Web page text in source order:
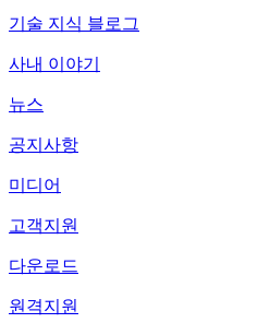
기술 지식 블로그
사내 이야기
뉴스
공지사항
미디어
고객지원
다운로드
원격지원